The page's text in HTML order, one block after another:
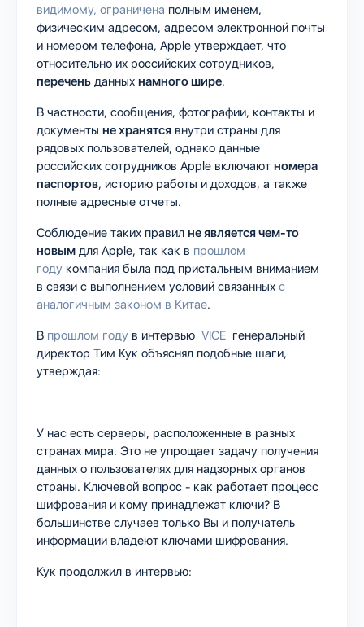
видимому, ограничена полным именем,
физическим адресом, адресом электронной почты
и номером телефона, Apple утверждает, что
относительно их российских сотрудников,
перечень данных намного шире.
В частности, сообщения, фотографии, контакты и
документы не хранятся внутри страны для
рядовых пользователей, однако данные
российских сотрудников Apple включают номера
паспортов, историю работы и доходов, а также
полные адресные отчеты.
Соблюдение таких правил не является чем-то
новым для Apple, так как в прошлом
году компания была под пристальным вниманием
в связи с выполнением условий связанных с
аналогичным законом в Китае.
В прошлом году в интервью VICE генеральный
директор Тим Кук объяснял подобные шаги,
утверждая:
У нас есть серверы, расположенные в разных
странах мира. Это не упрощает задачу получения
данных о пользователях для надзорных органов
страны. Ключевой вопрос - как работает процесс
шифрования и кому принадлежат ключи? В
большинстве случаев только Вы и получатель
информации владеют ключами шифрования.
Кук продолжил в интервью: